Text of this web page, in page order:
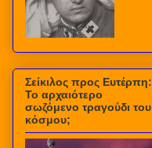
Σείκιλος προς Ευτέρπη:
Το αρχαιότερο
σωζόμενο τραγούδι του
κόσμου;